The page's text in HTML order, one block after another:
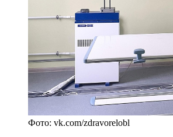
Фото: vk.com/zdravorelobl